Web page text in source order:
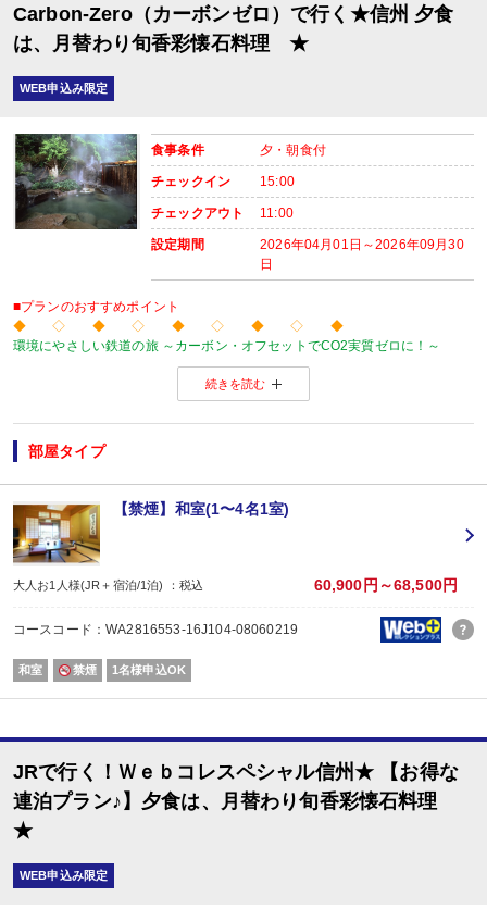
■朝食
場所:
レストラン（鹿鳴又は白雲）
内容:
時間：7:30～9：00 最終開始時間8:30
Carbon-Zero（カーボンゼロ）で行く★信州 夕食
は、月替わり旬香彩懐石料理 ★
WEB申込み限定
食事条件 夕・朝食付
チェックイン 15:00
チェックアウト 11:00
設定期間
2026年04月01日～2026年09月30
日
■プランのおすすめポイント
◆ ◇ ◆ ◇ ◆ ◇ ◆ ◇ ◆
環境にやさしい鉄道の旅 ～カーボン・オフセットでCO2実質ゼロに！～
当プランの旅行代金にはカーボン・オフセット代金（J-クレジット代金）が含
旅行の移動で排出されるCO2を埋め合わせ（オフセット）出来る仕組みとなっ
※カーボン・オフセットについて、詳しくはこちらをご覧ください。
◆ ◇ ◆ ◇ ◆ ◇ ◆ ◇ ◆
【おたのしみメニュー】
・貸切風呂45分1,000円でご利用ＯＫ（通常45分2,000円／チェックイン時先
・屋内プールご利用ＯＫ（通年）
・誕生日又は賀寿の方はケーキと記念写真付。結婚記念日の方はリキュール酒
※記念日前後二週間が宿泊期間中に含まれる場合に限ります。証明できるも
※予約条件入力の画面でチェックを入れて下さい。
おとな1名＋こども1名ご利用でも、お子様はこども代金でOK♪
※通常「おとな1名＋こども1名」で2名1室ご利用の場合、お子様はおとなと同
場所:
内容:
月替わり旬香彩懐石料理（※こどもBは信州牛ハンバーグ＆地鶏唐揚げ他）
■朝食
レストラン（鹿鳴又は白雲）
続きを読む
部屋タイプ
【禁煙】和室(1〜4名1室)
大人お1人様(JR＋宿泊/1泊) ：税込 60,900円～68,500円
コースコード：WA2816553-16J104-08060219
和室 禁煙 1名様申込OK
JRで行く！Ｗｅｂコレスペシャル信州★ 【お得な
連泊プラン♪】夕食は、月替わり旬香彩懐石料理
★
WEB申込み限定